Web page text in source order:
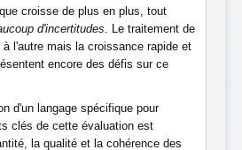
croisse de plus en plus, tout
d'incertitudes. Le traitement de
l'autre mais la croissance rapide et
encore des défis sur ce
d'un langage spécifique pour
clés de cette évaluation est
la qualité et la cohérence des